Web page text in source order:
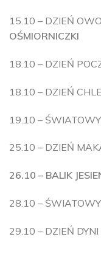
15.10 – DZIEŃ
OŚMIORNICZKI
18.10 – DZIEŃ
18.10 – DZIEŃ
19.10 –
25.10 – DZIEŃ
26.10 – BALIK
28.10 –
29.10 – DZIEŃ DYNI